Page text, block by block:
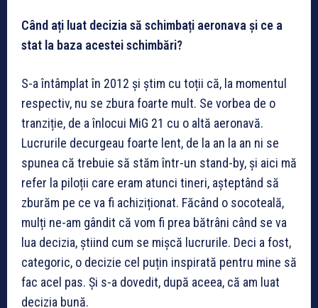
Când ați luat decizia să schimbați aeronava și ce a
stat la baza acestei schimbări?
S-a întâmplat în 2012 și știm cu toții că, la momentul
respectiv, nu se zbura foarte mult. Se vorbea de o
tranziție, de a înlocui MiG 21 cu o altă aeronavă.
Lucrurile decurgeau foarte lent, de la an la an ni se
spunea că trebuie să stăm într-un stand-by, și aici mă
refer la piloții care eram atunci tineri, așteptând să
zburăm pe ce va fi achiziționat. Făcând o socoteală,
mulți ne-am gândit că vom fi prea bătrâni când se va
lua decizia, știind cum se mișcă lucrurile. Deci a fost,
categoric, o decizie cel puțin inspirată pentru mine să
fac acel pas. Și s-a dovedit, după aceea, că am luat
decizia bună.